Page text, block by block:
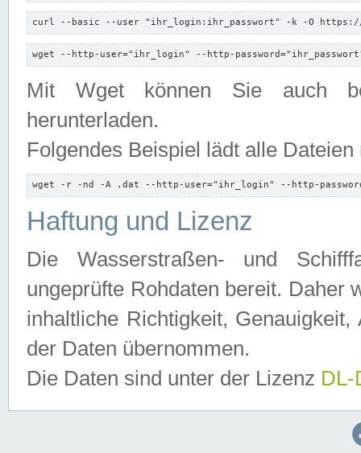
curl --basic --user "ihr_login:ihr_passwort" -k -O https://
wget --http-user="ihr_login" --http-
Mit Wget können Sie auch
herunterladen.
Folgendes Beispiel lädt alle
wget -r -nd -A .dat --http-user="ihr_login" --http-
Haftung und Lizenz
Die Wasserstraßen- und
ungeprüfte Rohdaten bereit. Daher
inhaltliche Richtigkeit,
der Daten übernommen.
Die Daten sind unter der Lizenz